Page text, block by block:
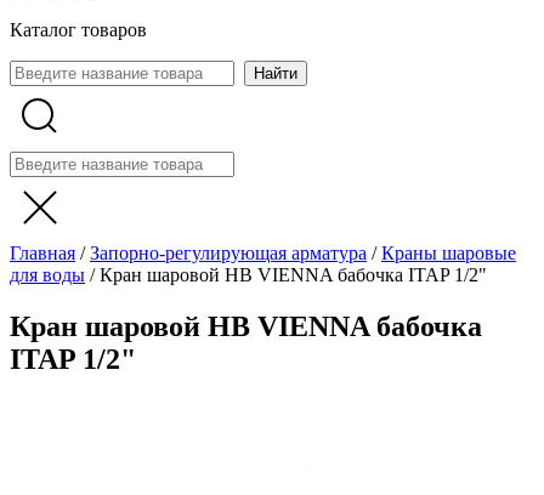
Каталог товаров
Главная /Запорно-регулирующая арматура /Краны шаровые
для воды /Кран шаровой НВ VIENNA бабочка ITAP 1/2"
Кран шаровой НВ VIENNA бабочка
ITAP 1/2"